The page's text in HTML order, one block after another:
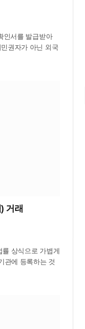
인서를 발급받아
권자가 아닌 외국
거래
상식으로 가볍게
관에 등록하는 것